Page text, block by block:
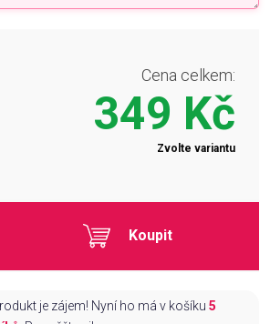
Cena celkem:
349 Kč
Zvolte variantu
Koupit
je zájem! Nyní ho má v košíku 5